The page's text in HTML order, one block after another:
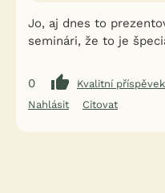
Jo, aj dnes to
seminári, že to je
0
Kvalitní příspěvek
Nahlásit
Citovat